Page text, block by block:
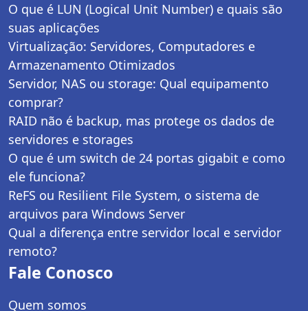
O que é LUN (Logical Unit Number) e quais são
suas aplicações
Virtualização: Servidores, Computadores e
Armazenamento Otimizados
Servidor, NAS ou storage: Qual equipamento
comprar?
RAID não é backup, mas protege os dados de
servidores e storages
O que é um switch de 24 portas gigabit e como
ele funciona?
ReFS ou Resilient File System, o sistema de
arquivos para Windows Server
Qual a diferença entre servidor local e servidor
remoto?
Fale Conosco
Quem somos